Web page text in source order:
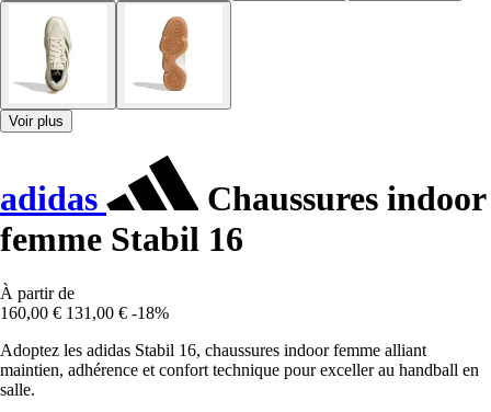
Voir plus
adidas
Chaussures indoor
femme Stabil 16
À partir de
160,00 € 131,00 € -18%
Adoptez les adidas Stabil 16, chaussures indoor femme alliant
maintien, adhérence et confort technique pour exceller au handball en
salle.